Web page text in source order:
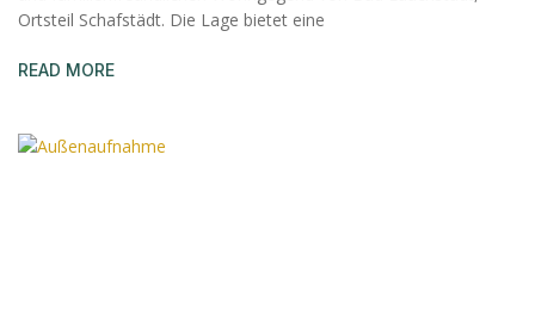
Ortsteil Schafstädt. Die Lage bietet eine
READ MORE